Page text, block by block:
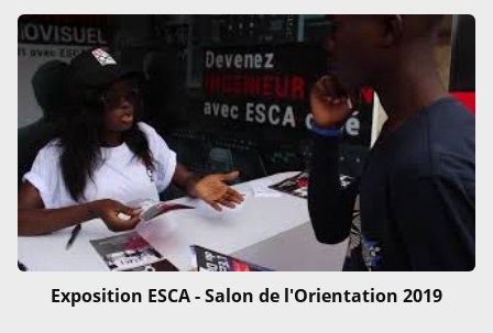
Exposition ESCA - Salon de l'Orientation 2019